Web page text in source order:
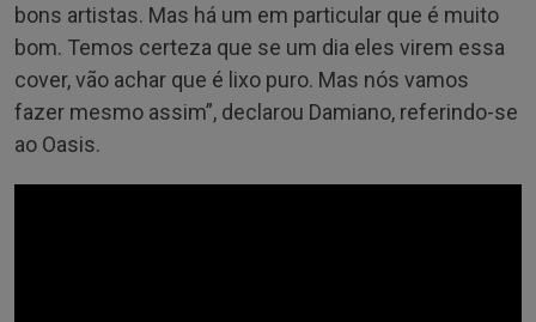
bons artistas. Mas há um em particular que é muito
bom. Temos certeza que se um dia eles virem essa
cover, vão achar que é lixo puro. Mas nós vamos
fazer mesmo assim”, declarou Damiano, referindo-se
ao Oasis.